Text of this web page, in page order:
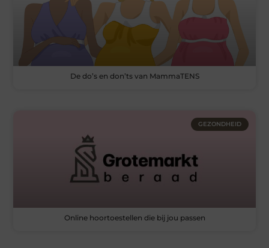
De do’s en don’ts van MammaTENS
GEZONDHEID
Online hoortoestellen die bij jou passen